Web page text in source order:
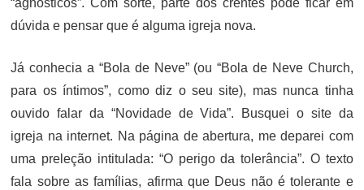
“agnósticos”. Com sorte, parte dos crentes pode ficar em
dúvida e pensar que é alguma igreja nova.
Já conhecia a “Bola de Neve” (ou “Bola de Neve Church,
para os íntimos”, como diz o seu site), mas nunca tinha
ouvido falar da “Novidade de Vida”. Busquei o site da
igreja na internet. Na página de abertura, me deparei com
uma preleção intitulada: “O perigo da tolerância”. O texto
fala sobre as famílias, afirma que Deus não é tolerante e